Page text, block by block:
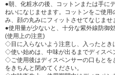
●朝、化粧水の後、コットンまたは手に
ねいになじませます。コットンをご使
み、顔の丸みにフィットさせてなじませ
●使用量が少ないと、十分な紫外線防御
(使用上の注意)
◇目に入らないよう注意し、入ったとき
◇使い始めは、中味が出るまでディスペ
◇ご使用後はディスペンサーの口もとを
をきちんと閉めてください。